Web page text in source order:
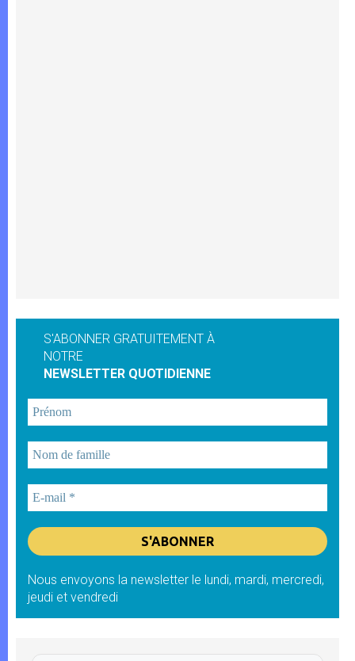
S'ABONNER GRATUITEMENT À
NOTRE
NEWSLETTER QUOTIDIENNE
Nous envoyons la newsletter le lundi, mardi, mercredi,
jeudi et vendredi